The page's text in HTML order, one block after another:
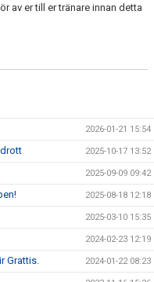
av er till er tränare innan detta
2026-01-21 15:54
2025-10-17 13:52
2025-09-09 09:42
2025-08-18 12:18
2025-03-10 15:35
2024-02-23 12:19
Grattis. 2024-01-22 08:23